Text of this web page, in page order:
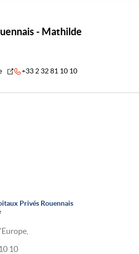
- Mathilde
+33 2 32 81 10 10
Privés Rouennais
10